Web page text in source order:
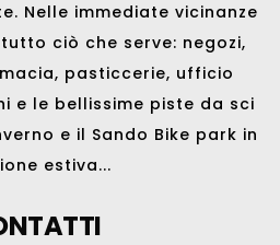
Nelle immediate vicinanze
ciò che serve: negozi,
pasticcerie, ufficio
e le bellissime piste da sci
e il Sando Bike park in
estiva...